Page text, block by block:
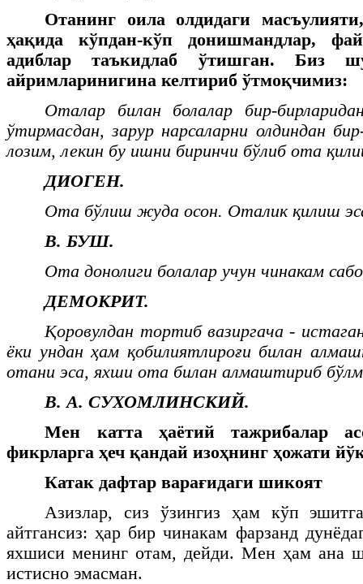
Отанинг оила олдидаги
ҳақида кўпдан-кўп донишмандлар,
адиблар таъкидлаб ўтишган. Биз
айримларинигина келтириб ўтмоқчимиз:
Оталар билан болалар бир-
ўтирмасдан, зарур нарсаларни олдиндан
лозим, лекин бу ишни биринчи бўлиб ота
ДИОГЕН.
Ота бўлиш жуда осон. Оталик қилиш
В. БУШ.
Ота донолиги болалар учун чинакам
ДЕМОКРИТ.
Қоровулдан тортиб вазиргача -
ёки ундан ҳам қобилиятлироғи билан
отани эса, яхши ота билан алмаштириб
В. А. СУХОМЛИНСКИЙ.
Мен катта ҳаётий тажрибалар
фикрларга ҳеч қандай изоҳнинг ҳожати
Катак дафтар варағидаги шикоят
Азизлар, сиз ўзингиз ҳам кўп
айтгансиз: ҳар бир чинакам фарзанд
яхшиси менинг отам, дейди. Мен ҳам ана
истисно эмасман.